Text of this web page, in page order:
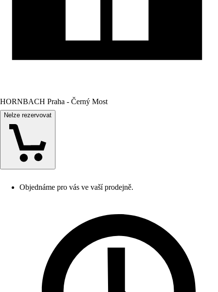
HORNBACH Praha - Černý Most
Nelze rezervovat
Objednáme pro vás ve vaší prodejně.